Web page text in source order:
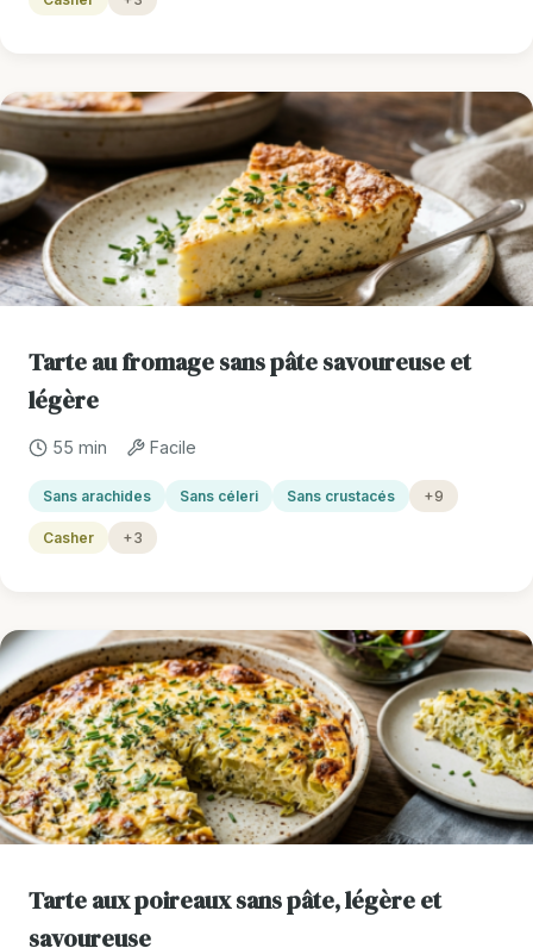
Tarte au fromage sans pâte savoureuse et
légère
55 min Facile
Sans arachides Sans céleri Sans crustacés +9
Casher +3
Tarte aux poireaux sans pâte, légère et
savoureuse